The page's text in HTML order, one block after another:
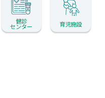
健診
センター 育児施設